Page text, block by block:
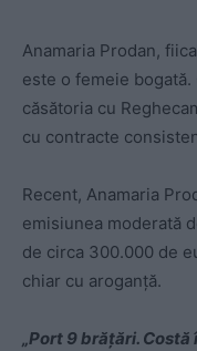
Anamaria Prodan,
este o femeie
căsătoria cu
cu contracte
Recent, Anamaria
emisiunea moderată
de circa 300.000 de
chiar cu aroganță.
„Port 9 brăţări.